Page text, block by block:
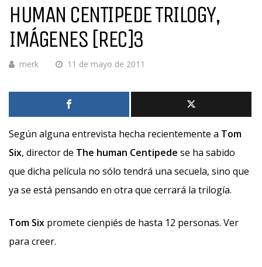
HUMAN CENTIPEDE TRILOGY,
IMÁGENES [REC]3
merk 11 de mayo de 2011
Según alguna entrevista hecha recientemente a Tom
Six, director de The human Centipede se ha sabido
que dicha película no sólo tendrá una secuela, sino que
ya se está pensando en otra que cerrará la trilogía.
Tom Six promete cienpiés de hasta 12 personas. Ver
para creer.